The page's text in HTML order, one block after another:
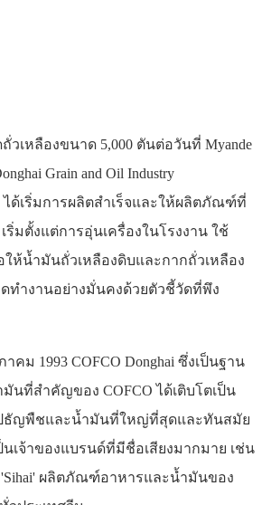
วเหลืองขนาด 5,000 ตันต่อวันที่ Myande
Grain and Oil Industry
ได้เริ่มการผลิตสำเร็จและให้ผลิตภัณฑ์ที่
เริ่มตั้งแต่การอุ่นเครื่องในโรงงาน ใช้
ให้น้ำมันถั่วเหลืองดิบและกากถั่วเหลือง
ทำงานอย่างมั่นคงด้วยตัวชี้วัดที่พึง
ม 1993 COFCO Donghai ซึ่งเป็นฐาน
นที่สำคัญของ COFCO ได้เติบโตเป็น
ธัญพืชและน้ำมันที่ใหญ่ที่สุดและทันสมัย
เจ้าของแบรนด์ที่มีชื่อเสียงมากมาย เช่น
'Sihai' ผลิตภัณฑ์อาหารและน้ำมันของ